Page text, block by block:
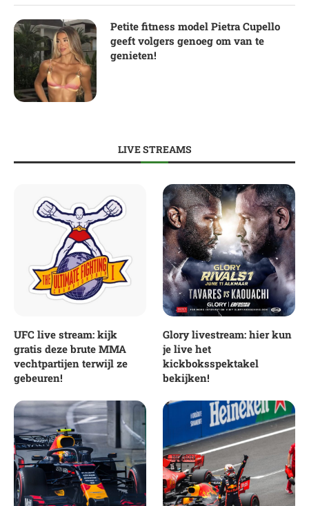
Petite fitness model Pietra Cupello
geeft volgers genoeg om van te
genieten!
LIVE STREAMS
UFC live stream: kijk
gratis deze brute MMA
vechtpartijen terwijl ze
gebeuren!
Glory livestream: hier kun
je live het
kickboksspektakel
bekijken!